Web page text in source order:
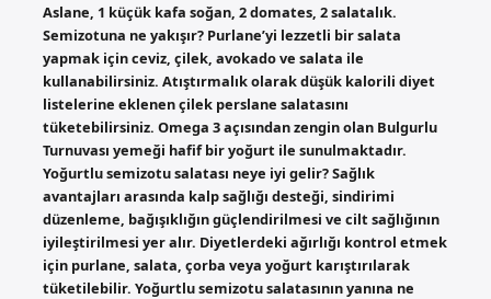
Aslane, 1 küçük kafa soğan, 2 domates, 2 salatalık.
Semizotuna ne yakışır? Purlane’yi lezzetli bir salata
yapmak için ceviz, çilek, avokado ve salata ile
kullanabilirsiniz. Atıştırmalık olarak düşük kalorili diyet
listelerine eklenen çilek perslane salatasını
tüketebilirsiniz. Omega 3 açısından zengin olan Bulgurlu
Turnuvası yemeği hafif bir yoğurt ile sunulmaktadır.
Yoğurtlu semizotu salatası neye iyi gelir? Sağlık
avantajları arasında kalp sağlığı desteği, sindirimi
düzenleme, bağışıklığın güçlendirilmesi ve cilt sağlığının
iyileştirilmesi yer alır. Diyetlerdeki ağırlığı kontrol etmek
için purlane, salata, çorba veya yoğurt karıştırılarak
tüketilebilir. Yoğurtlu semizotu salatasının yanına ne